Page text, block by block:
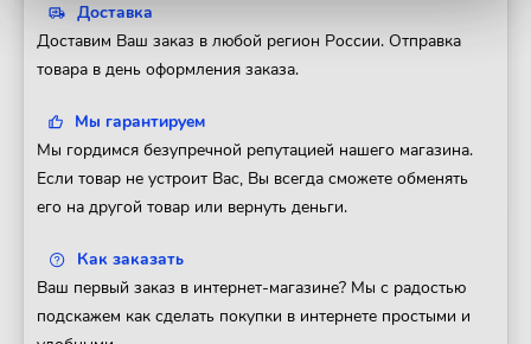
Доставка
Доставим Ваш заказ в любой регион России. Отправка
товара в день оформления заказа.
Мы гарантируем
Мы гордимся безупречной репутацией нашего магазина.
Если товар не устроит Вас, Вы всегда сможете обменять
его на другой товар или вернуть деньги.
Как заказать
Ваш первый заказ в интернет-магазине? Мы с радостью
подскажем как сделать покупки в интернете простыми и